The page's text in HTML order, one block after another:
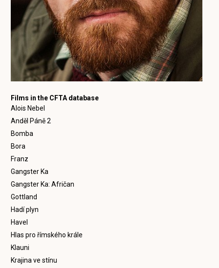
Films in the CFTA database
Alois Nebel
Anděl Páně 2
Bomba
Bora
Franz
Gangster Ka
Gangster Ka: Afričan
Gottland
Hadí plyn
Havel
Hlas pro římského krále
Klauni
Krajina ve stínu